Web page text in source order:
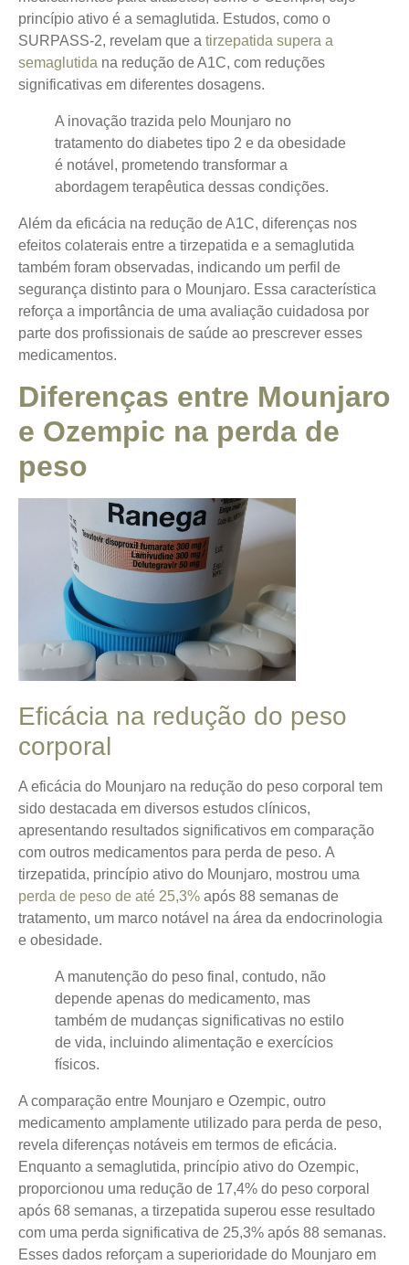
princípio ativo é a semaglutida. Estudos, como o
SURPASS-2, revelam que a tirzepatida supera a
semaglutida na redução de A1C, com reduções
significativas em diferentes dosagens.
A inovação trazida pelo Mounjaro no
tratamento do diabetes tipo 2 e da obesidade
é notável, prometendo transformar a
abordagem terapêutica dessas condições.
Além da eficácia na redução de A1C, diferenças nos
efeitos colaterais entre a tirzepatida e a semaglutida
também foram observadas, indicando um perfil de
segurança distinto para o Mounjaro. Essa característica
reforça a importância de uma avaliação cuidadosa por
parte dos profissionais de saúde ao prescrever esses
medicamentos.
Diferenças entre Mounjaro
e Ozempic na perda de
peso
Eficácia na redução do peso
corporal
A eficácia do Mounjaro na redução do peso corporal tem
sido destacada em diversos estudos clínicos,
apresentando resultados significativos em comparação
com outros medicamentos para perda de peso. A
tirzepatida, princípio ativo do Mounjaro, mostrou uma
perda de peso de até 25,3% após 88 semanas de
tratamento, um marco notável na área da endocrinologia
e obesidade.
A manutenção do peso final, contudo, não
depende apenas do medicamento, mas
também de mudanças significativas no estilo
de vida, incluindo alimentação e exercícios
físicos.
A comparação entre Mounjaro e Ozempic, outro
medicamento amplamente utilizado para perda de peso,
revela diferenças notáveis em termos de eficácia.
Enquanto a semaglutida, princípio ativo do Ozempic,
proporcionou uma redução de 17,4% do peso corporal
após 68 semanas, a tirzepatida superou esse resultado
com uma perda significativa de 25,3% após 88 semanas.
Esses dados reforçam a superioridade do Mounjaro em